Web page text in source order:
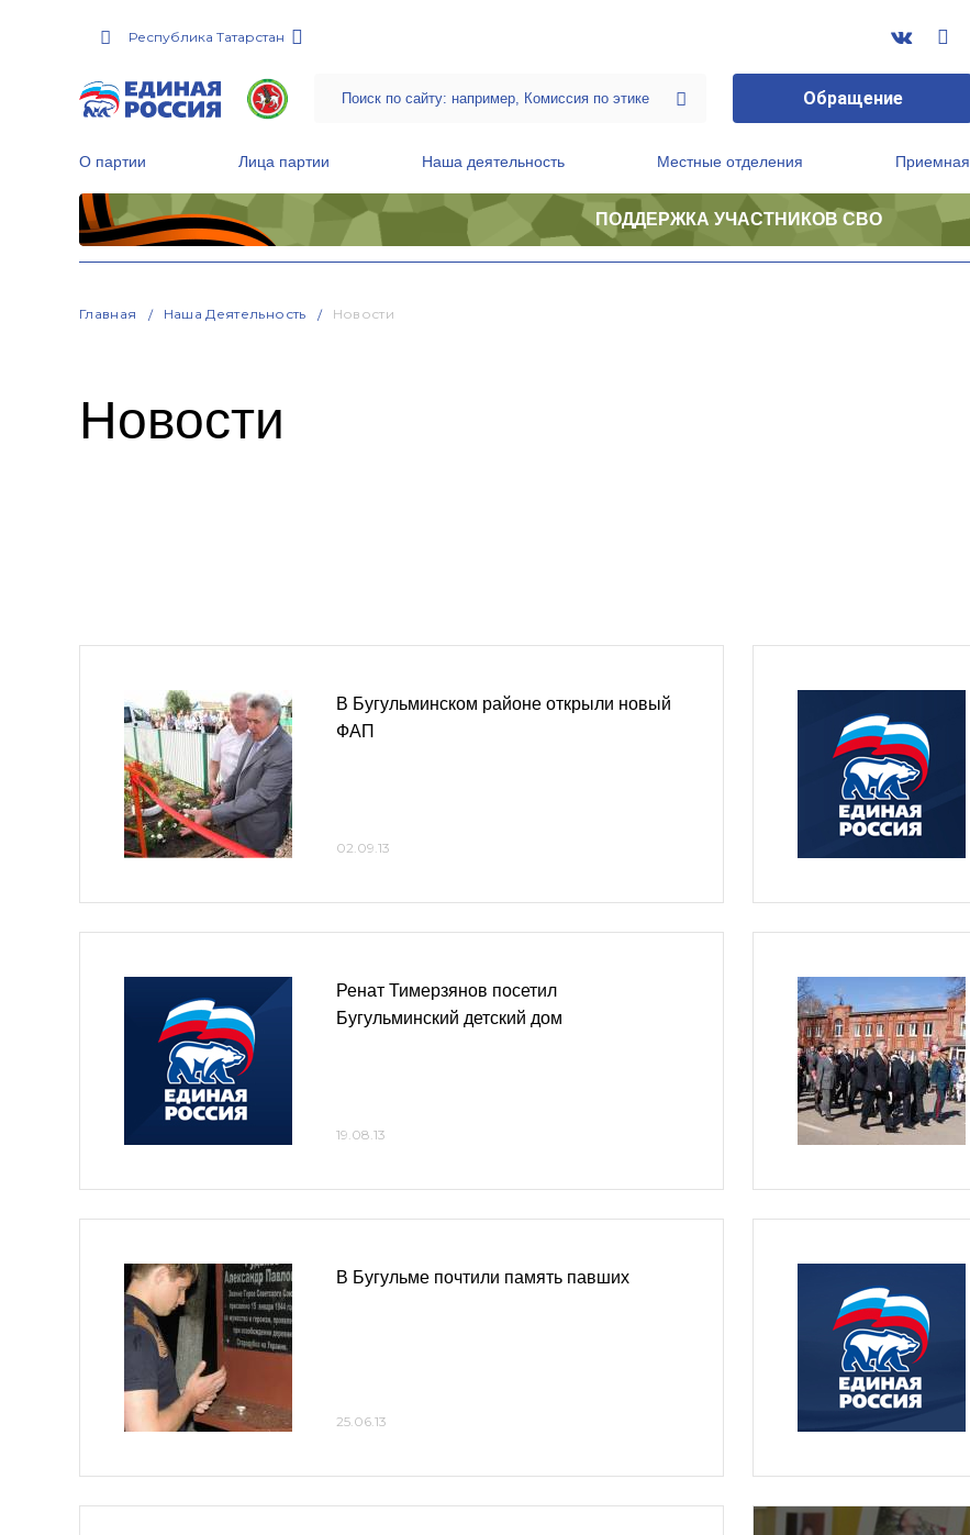
Республика Татарстан
Обращение
О партии Лица партии Наша деятельность Местные отделения Приемная
ПОДДЕРЖКА УЧАСТНИКОВ СВО
Главная Наша Деятельность Новости
Новости
В Бугульминском районе открыли новый
ФАП
02.09.13
Ренат Тимерзянов посетил
Бугульминский детский дом
19.08.13
В Бугульме почтили память павших
25.06.13